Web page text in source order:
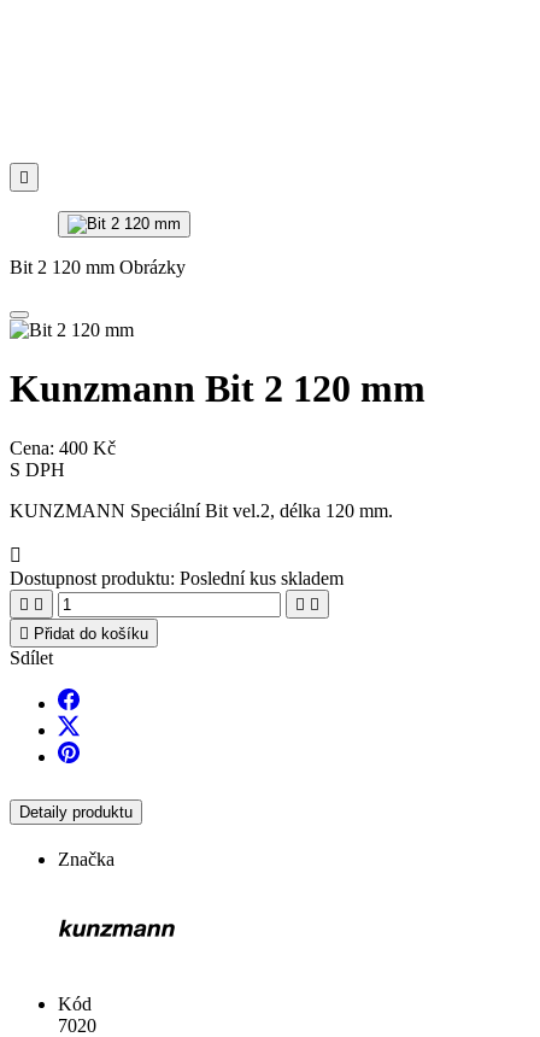

Bit 2 120 mm Obrázky
Kunzmann Bit 2 120 mm
Cena: 400 Kč
S DPH
KUNZMANN Speciální Bit vel.2, délka 120 mm.

Dostupnost produktu: Poslední kus skladem
   
 Přidat do košíku
Sdílet
Detaily produktu
Značka
Kód
7020